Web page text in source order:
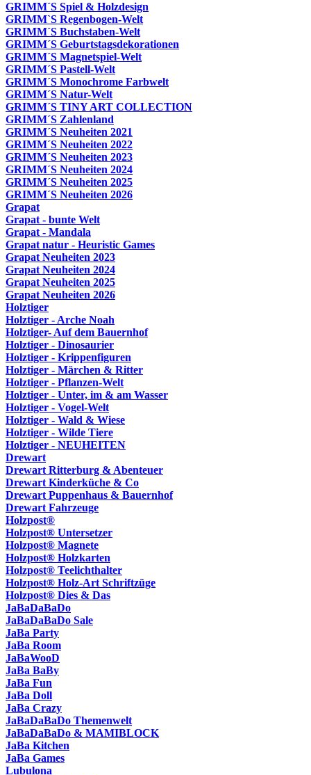
GRIMM´S Spiel & Holzdesign
GRIMM`S Regenbogen-Welt
GRIMM´S Buchstaben-Welt
GRIMM´S Geburtstagsdekorationen
GRIMM´S Magnetspiel-Welt
GRIMM´S Pastell-Welt
GRIMM´S Monochrome Farbwelt
GRIMM´S Natur-Welt
GRIMM´S TINY ART COLLECTION
GRIMM´S Zahlenland
GRIMM´S Neuheiten 2021
GRIMM´S Neuheiten 2022
GRIMM´S Neuheiten 2023
GRIMM´S Neuheiten 2024
GRIMM´S Neuheiten 2025
GRIMM´S Neuheiten 2026
Grapat
Grapat - bunte Welt
Grapat - Mandala
Grapat natur - Heuristic Games
Grapat Neuheiten 2023
Grapat Neuheiten 2024
Grapat Neuheiten 2025
Grapat Neuheiten 2026
Holztiger
Holztiger - Arche Noah
Holztiger- Auf dem Bauernhof
Holztiger - Dinosaurier
Holztiger - Krippenfiguren
Holztiger - Märchen & Ritter
Holztiger - Pflanzen-Welt
Holztiger - Unter, im & am Wasser
Holztiger - Vogel-Welt
Holztiger - Wald & Wiese
Holztiger - Wilde Tiere
Holztiger - NEUHEITEN
Drewart
Drewart Ritterburg & Abenteuer
Drewart Kinderküche & Co
Drewart Puppenhaus & Bauernhof
Drewart Fahrzeuge
Holzpost®
Holzpost® Untersetzer
Holzpost® Magnete
Holzpost® Holzkarten
Holzpost® Teelichthalter
Holzpost® Holz-Art Schriftzüge
Holzpost® Dies & Das
JaBaDaBaDo
JaBaDaBaDo Sale
JaBa Party
JaBa Room
JaBaWooD
JaBa BaBy
JaBa Fun
JaBa Doll
JaBa Crazy
JaBaDaBaDo Themenwelt
JaBaDaBaDo & MAMIBLOCK
JaBa Kitchen
JaBa Games
Lubulona